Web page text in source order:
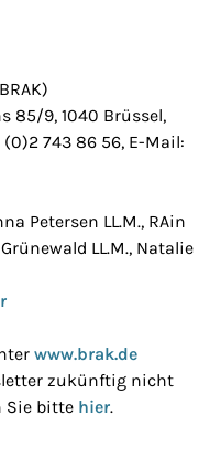
85/9, 1040 Brüssel,
(0)2 743 86 56, E-Mail:
Petersen LL.M., RAin
LL.M., Natalie
www.brak.de
zukünftig nicht
Sie bitte hier.